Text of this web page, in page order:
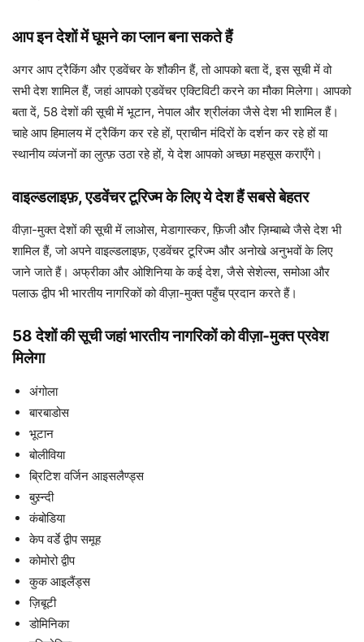
आप इन देशों में घूमने का प्लान बना सकते हैं
अगर आप ट्रैकिंग और एडवेंचर के शौकीन हैं, तो आपको बता दें, इस सूची में वो
सभी देश शामिल हैं, जहां आपको एडवेंचर एक्टिविटी करने का मौका मिलेगा। आपको
बता दें, 58 देशों की सूची में भूटान, नेपाल और श्रीलंका जैसे देश भी शामिल हैं।
चाहे आप हिमालय में ट्रैकिंग कर रहे हों, प्राचीन मंदिरों के दर्शन कर रहे हों या
स्थानीय व्यंजनों का लुत्फ़ उठा रहे हों, ये देश आपको अच्छा महसूस कराएँगे।
वाइल्डलाइफ़, एडवेंचर टूरिज्म के लिए ये देश हैं सबसे बेहतर
वीज़ा-मुक्त देशों की सूची में लाओस, मेडागास्कर, फ़िजी और ज़िम्बाब्वे जैसे देश भी
शामिल हैं, जो अपने वाइल्डलाइफ़, एडवेंचर टूरिज्म और अनोखे अनुभवों के लिए
जाने जाते हैं। अफ्रीका और ओशिनिया के कई देश, जैसे सेशेल्स, समोआ और
पलाऊ द्वीप भी भारतीय नागरिकों को वीज़ा-मुक्त पहुँच प्रदान करते हैं।
58 देशों की सूची जहां भारतीय नागरिकों को वीज़ा-मुक्त प्रवेश
मिलेगा
अंगोला
बारबाडोस
भूटान
बोलीविया
ब्रिटिश वर्जिन आइसलैण्ड्स
बुस्र्न्दी
कंबोडिया
केप वर्डे द्वीप समूह
कोमोरो द्वीप
कुक आइलैंड्स
ज़िबूटी
डोमिनिका